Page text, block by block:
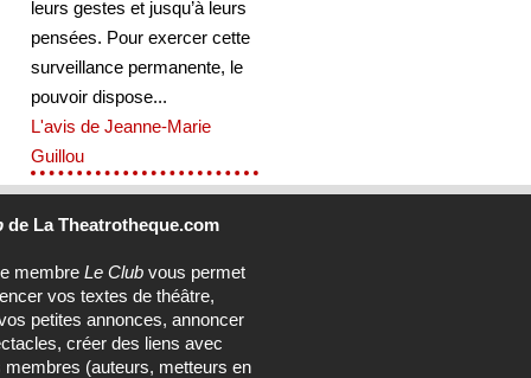
leurs gestes et jusqu’à leurs
pensées. Pour exercer cette
surveillance permanente, le
pouvoir dispose...
L'avis de Jeanne-Marie
Guillou
de La Theatrotheque.com
membreLe Club vous permet
vos textes de théâtre,
petites annonces, annoncer
créer des liens avec
membres (auteurs, metteurs en